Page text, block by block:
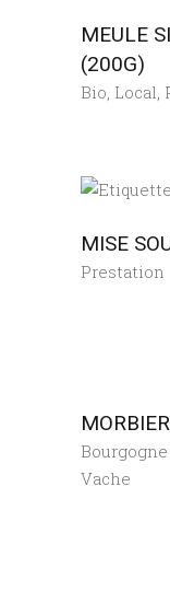
MEULE
(200G)
Bio Local
MISE
Prestation
Vache